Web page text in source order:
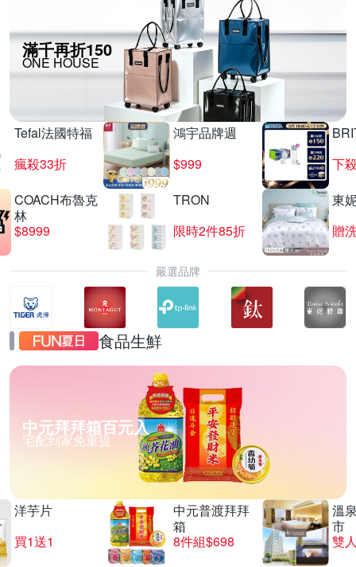
滿千再折150
ONE HOUSE
Tefal法國特福
瘋殺33折
鴻宇品牌週
$999
下
COACH布魯克
林
$8999
TRON
限時2件85折
東
贈
嚴選品牌
食品生鮮
中元拜拜箱百元入
宅配到家免重提
洋芋片
買1送1
中元普渡拜拜
箱
8件組$698
溫
市